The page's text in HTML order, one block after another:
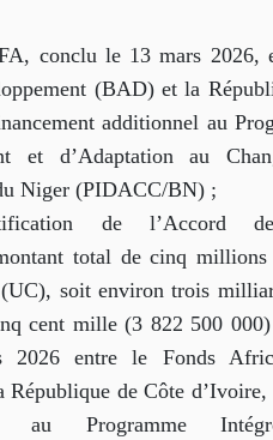
conclu le 13 mars 2026,
(BAD) et la
additionnel au
et d’Adaptation au
Niger (PIDACC/BN) ;
de l’Accord
total de cinq
(UC), soit environ trois
cent mille (3 822 500 000)
2026 entre le Fonds
de Côte
au Programme